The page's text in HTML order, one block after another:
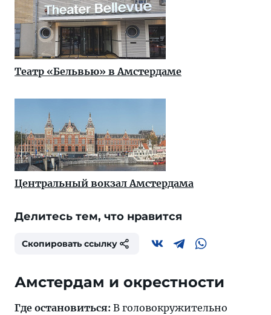
Театр «Бельвью» в Амстердаме
Центральный вокзал Амстердама
Делитесь тем, что нравится
Скопировать ссылку
Амстердам и окрестности
Где остановиться: В головокружительно